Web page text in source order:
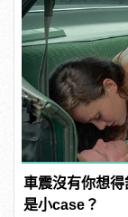
車震沒有你想
是小case？